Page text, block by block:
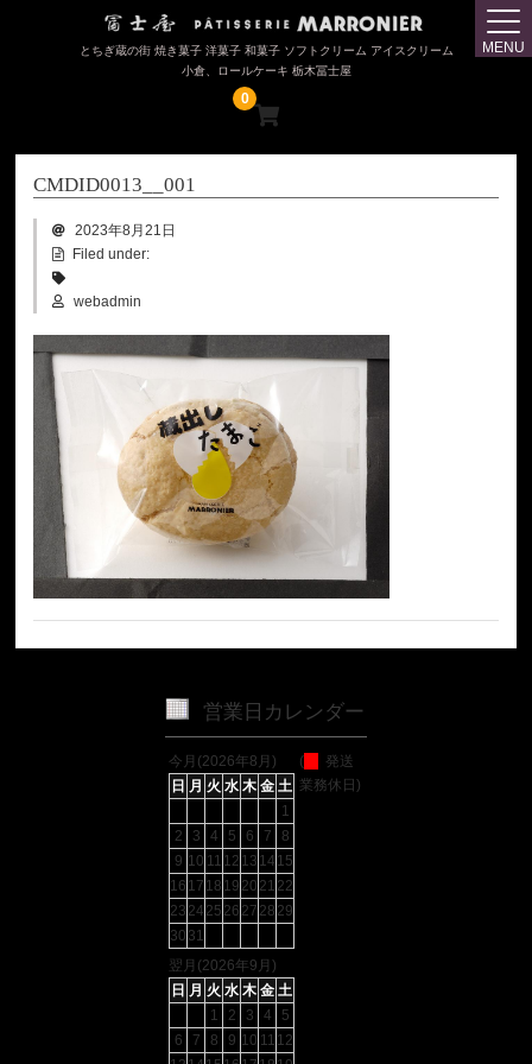
とちぎ蔵の街 焼き菓子 洋菓子 和菓子 ソフトクリーム アイスクリーム
小倉、ロールケーキ 栃木冨士屋
0
MENU
トップページ
冨士屋（じまんやき・大盛小倉アイス）
マロニエ（ロールケーキ・蔵出したまご）
CMDID0013__001
2023年8月21日
Filed under:
webadmin
営業日カレンダー
今月(2026年8月)
日 月 火 水 木 金 土
1
2
3 4 5 6 7
8
9 10 11 12 13 14 15
16 17 18 19 20 21 22
23 24 25 26 27 28 29
30 31
翌月(2026年9月)
日 月 火 水 木 金 土
1
2 3 4
5
6
7 8 9 10 11 12
(
発送
業務休日)